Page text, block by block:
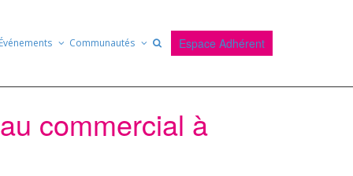
Événements Communautés Espace Adhérent
commercial à